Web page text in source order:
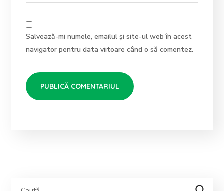
Salvează-mi numele, emailul și site-ul web în acest
navigator pentru data viitoare când o să comentez.